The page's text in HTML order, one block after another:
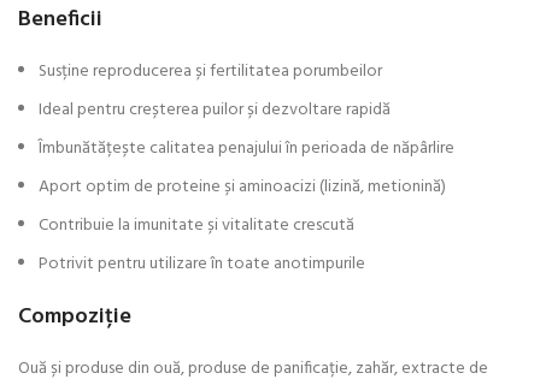
Beneficii
Susține reproducerea și fertilitatea porumbeilor
Ideal pentru creșterea puilor și dezvoltare rapidă
Îmbunătățește calitatea penajului în perioada de năpârlire
Aport optim de proteine și aminoacizi (lizină, metionină)
Contribuie la imunitate și vitalitate crescută
Potrivit pentru utilizare în toate anotimpurile
Compoziție
Ouă și produse din ouă, produse de panificație, zahăr, extracte de